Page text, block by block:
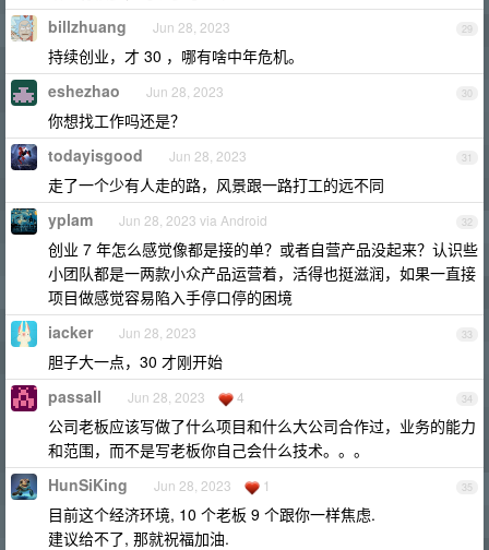
29
billzhuang Jun 28, 2023
持续创业，才 30 ，哪有啥中年危机。
30
eshezhao Jun 28, 2023
你想找工作吗还是？
31
todayisgood Jun 28, 2023
走了一个少有人走的路，风景跟一路打工的远不同
32
yplam Jun 28, 2023 via Android
创业 7 年怎么感觉像都是接的单？或者自营产品没起来？认识些
小团队都是一两款小众产品运营着，活得也挺滋润，如果一直接
项目做感觉容易陷入手停口停的困境
33
iacker Jun 28, 2023
胆子大一点，30 才刚开始
34
passall Jun 28, 2023 4
公司老板应该写做了什么项目和什么大公司合作过，业务的能力
和范围，而不是写老板你自己会什么技术。。。
35
HunSiKing Jun 28, 2023 1
目前这个经济环境, 10 个老板 9 个跟你一样焦虑.
建议给不了, 那就祝福加油.